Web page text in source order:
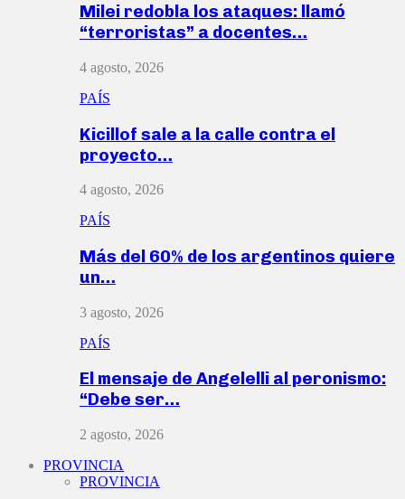
Milei redobla los ataques: llamó
“terroristas” a docentes…
4 agosto, 2026
PAÍS
Kicillof sale a la calle contra el
proyecto…
4 agosto, 2026
PAÍS
Más del 60% de los argentinos quiere
un…
3 agosto, 2026
PAÍS
El mensaje de Angelelli al peronismo:
“Debe ser…
2 agosto, 2026
PROVINCIA
PROVINCIA